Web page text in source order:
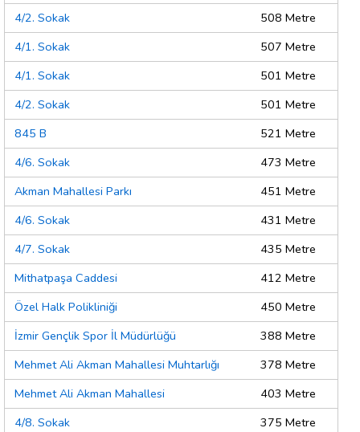
4/2. Sokak
508 Metre
4/1. Sokak
507 Metre
4/1. Sokak
501 Metre
4/2. Sokak
501 Metre
845 B
521 Metre
4/6. Sokak
473 Metre
Akman Mahallesi Parkı
451 Metre
4/6. Sokak
431 Metre
4/7. Sokak
435 Metre
Mithatpaşa Caddesi
412 Metre
Özel Halk Polikliniği
450 Metre
İzmir Gençlik Spor İl Müdürlüğü
388 Metre
Mehmet Ali Akman Mahallesi Muhtarlığı
378 Metre
Mehmet Ali Akman Mahallesi
403 Metre
4/8. Sokak
375 Metre